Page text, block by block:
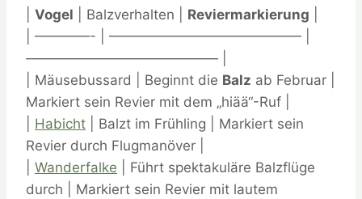
Vogel | Balzverhalten | Reviermarkierung
| ————- | —————————————— |
—————————————— |
| Mäusebussard | Beginnt die Balz ab Februar |
Markiert sein Revier mit dem „hiää“-Ruf |
Habicht | Balzt im Frühling | Markiert sein
Revier durch Flugmanöver |
Wanderfalke | Führt spektakuläre Balzflüge
durch | Markiert sein Revier mit lautem